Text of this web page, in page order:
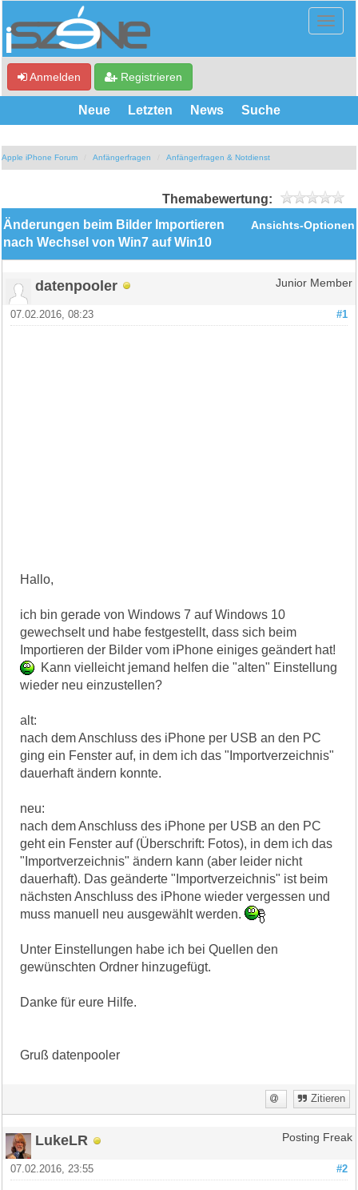
Anmelden Registrieren
Neue Letzten News Suche
Apple iPhone Forum Anfängerfragen Anfängerfragen & Notdienst
Themabewertung:
Ansichts-Optionen
Änderungen beim Bilder Importieren
nach Wechsel von Win7 auf Win10
datenpooler Junior Member
#1
07.02.2016, 08:23
Hallo,
ich bin gerade von Windows 7 auf Windows 10
gewechselt und habe festgestellt, dass sich beim
Importieren der Bilder vom iPhone einiges geändert hat!
Kann vielleicht jemand helfen die "alten" Einstellung
wieder neu einzustellen?
alt:
nach dem Anschluss des iPhone per USB an den PC
ging ein Fenster auf, in dem ich das "Importverzeichnis"
dauerhaft ändern konnte.
neu:
nach dem Anschluss des iPhone per USB an den PC
geht ein Fenster auf (Überschrift: Fotos), in dem ich das
"Importverzeichnis" ändern kann (aber leider nicht
dauerhaft). Das geänderte "Importverzeichnis" ist beim
nächsten Anschluss des iPhone wieder vergessen und
muss manuell neu ausgewählt werden.
Unter Einstellungen habe ich bei Quellen den
gewünschten Ordner hinzugefügt.
Danke für eure Hilfe.
Gruß datenpooler
Zitieren
LukeLR Posting Freak
#2
07.02.2016, 23:55